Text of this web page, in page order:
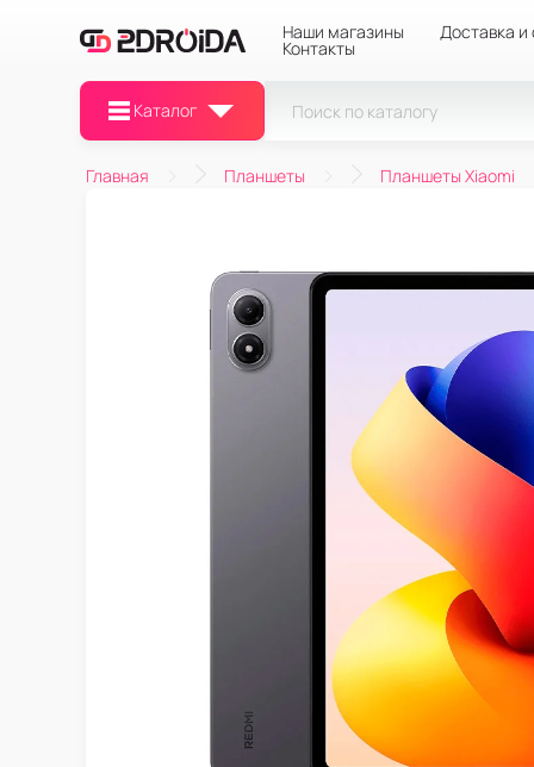
Наши магазины Доставка и
Контакты
Каталог
Главная Планшеты Планшеты Xiaomi